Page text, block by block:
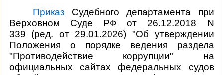
Приказ Судебного департамента при
Верховном Суде РФ от 26.12.2018 N
339 (ред. от 29.01.2026) "Об утверждении
Положения о порядке ведения раздела
"Противодействие коррупции" на
официальных сайтах федеральных судов